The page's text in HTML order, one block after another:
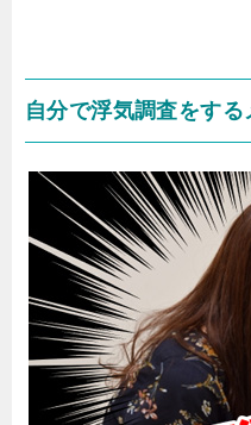
自分で浮気調査をす